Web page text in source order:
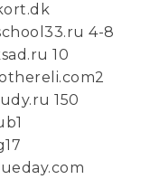
4-8
10
150